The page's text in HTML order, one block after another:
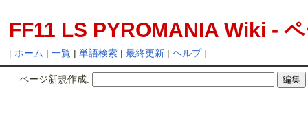
FF11 LS PYROMANIA Wiki -
[ ホーム |一覧 |単語検索 |最終更新 |ヘルプ]
ページ新規作成: